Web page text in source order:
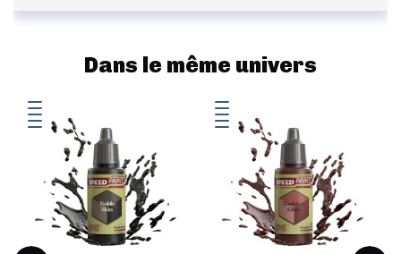
Dans le même univers